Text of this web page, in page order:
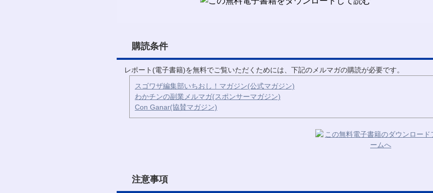
購読条件
レポート(電子書籍)を無料でご覧いただくためには、下記のメルマガの購読が必要です。
スゴワザ編集部いちおし！マガジン(公式マガジン)
わかチンの副業メルマガ(スポンサーマガジン)
Con Ganar(協賛マガジン)
注意事項